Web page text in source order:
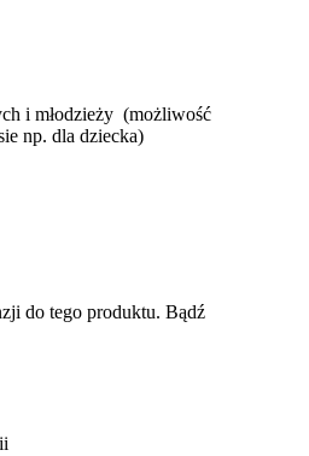
i młodzieży (możliwość
np. dla dziecka)
do tego produktu. Bądź